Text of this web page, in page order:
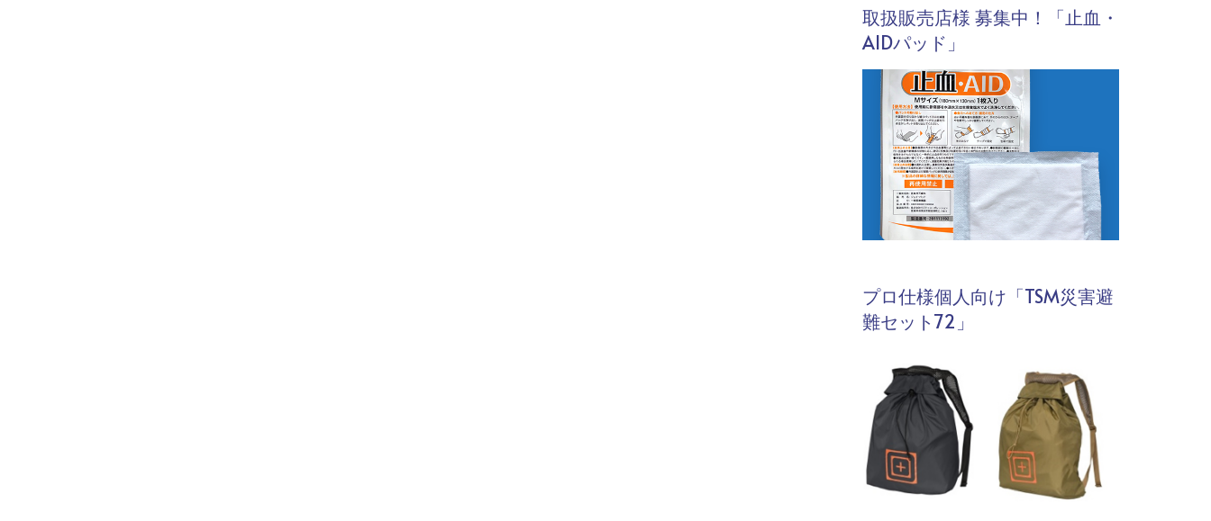
取扱販売店様 募集中！「止血・
AIDパッド」
プロ仕様個人向け「TSM災害避
難セット72」